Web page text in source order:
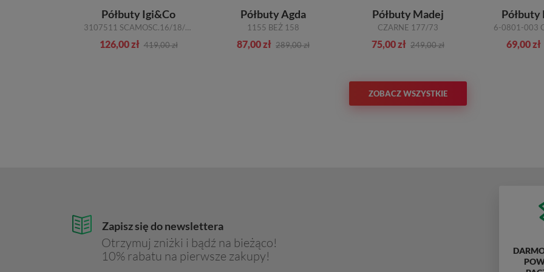
Półbuty Igi&Co
3107511 SCAMOSC.16/18/BLU
126,00 zł 419,00 zł
Półbuty Agda
1155 BEŻ 158
87,00 zł 289,00 zł
Półbuty Madej
CZARNE 177/73
75,00 zł 249,00 zł
Półbuty
6-0801-003
69,00 zł
ZOBACZ WSZYSTKIE
Zapisz się do newslettera
Otrzymuj zniżki i bądź na bieżąco!
10% rabatu na pierwsze zakupy!